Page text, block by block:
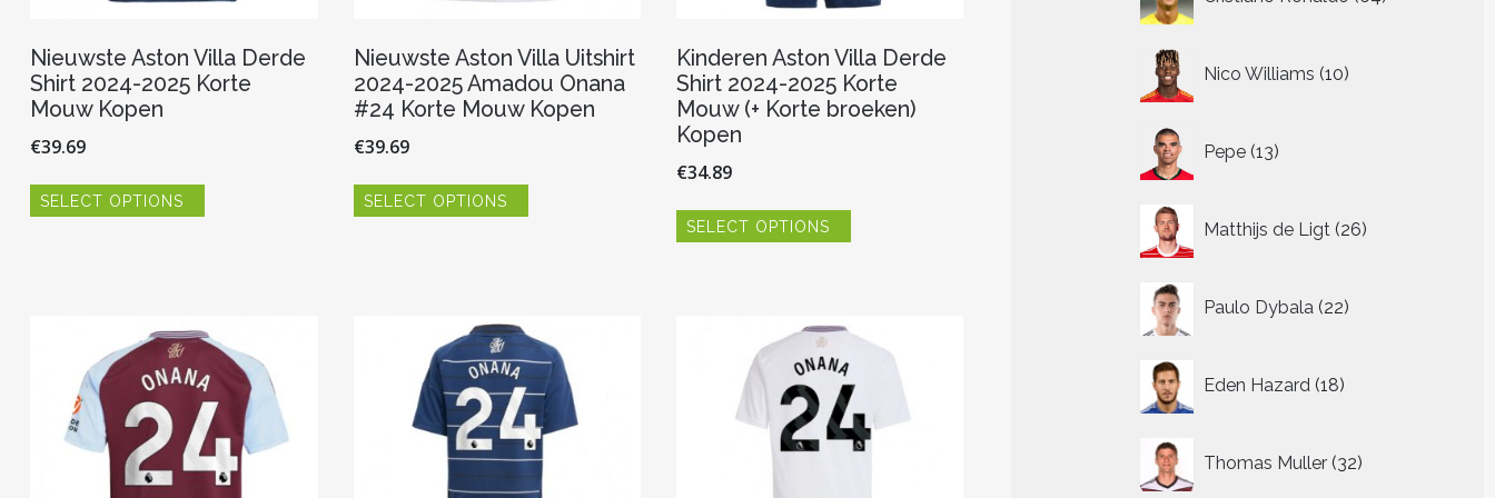
Nieuwste Aston Villa Derde
Shirt 2024-2025 Korte
Mouw Kopen
€39.69
SELECT OPTIONS
kan
gekozen
worden
op
de
productpagina
Nieuwste Aston Villa Uitshirt
2024-2025 Amadou Onana
#24 Korte Mouw Kopen
€39.69
SELECT OPTIONS
kan
gekozen
worden
op
de
productpagina
Kinderen Aston Villa Derde
Shirt 2024-2025 Korte
Mouw (+ Korte broeken)
Kopen
€34.89
SELECT OPTIONS
optie
kan
gekozen
worden
op
producten
Nico Williams 10
producten
Pepe 13
producten
Matthijs de Ligt 26
producten
Paulo Dybala 22
producten
Eden Hazard 18
producten
Thomas Muller 32
producten